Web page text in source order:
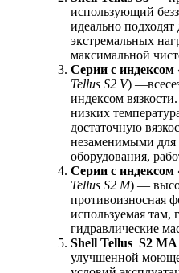
использующий
идеально
экстремальных
максимальной
Серии с индексом
Tellus S2 V)
индексом
низких
достаточную
незаменимыми
оборудования,
Серии с индексом
Tellus S2 M) —
противоизносная
используемая там,
гидравлические
Shell Tellus S2 MA
улучшенной